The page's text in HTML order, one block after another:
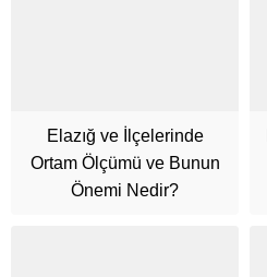
Elazığ ve İlçelerinde
Ortam Ölçümü ve Bunun
Önemi Nedir?